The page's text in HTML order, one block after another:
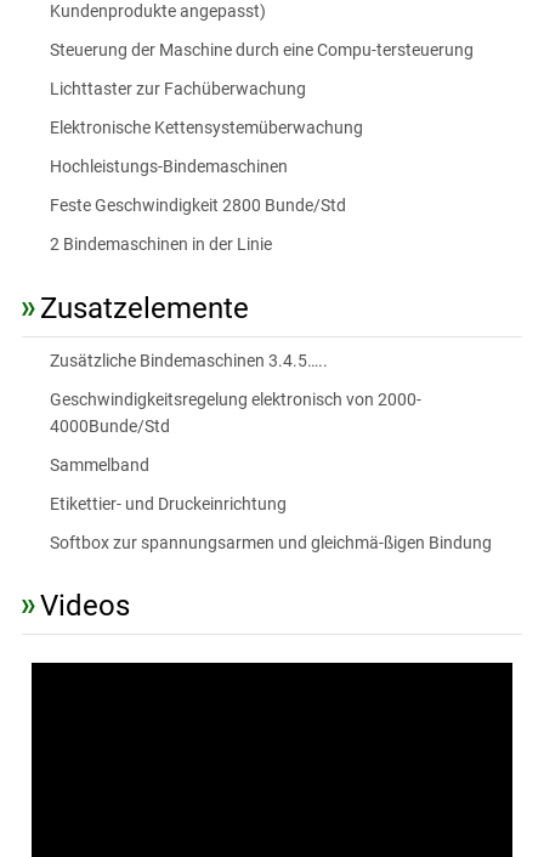
Kundenprodukte angepasst)
Steuerung der Maschine durch eine Compu-tersteuerung
Lichttaster zur Fachüberwachung
Elektronische Kettensystemüberwachung
Hochleistungs-Bindemaschinen
Feste Geschwindigkeit 2800 Bunde/Std
2 Bindemaschinen in der Linie
Zusatzelemente
Zusätzliche Bindemaschinen 3.4.5…..
Geschwindigkeitsregelung elektronisch von 2000-
4000Bunde/Std
Sammelband
Etikettier- und Druckeinrichtung
Softbox zur spannungsarmen und gleichmä-ßigen Bindung
Videos